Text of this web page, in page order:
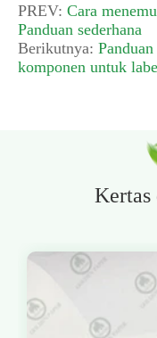
PREV: Cara
Panduan sederhana
Berikutnya:
komponen untuk
Kertas